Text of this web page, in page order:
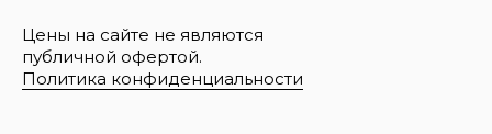
Цены на сайте не являются
публичной офертой.
Политика конфиденциальности